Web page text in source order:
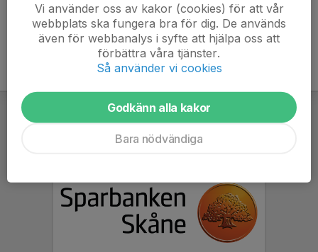
Vi använder oss av kakor (cookies) för att vår
webbplats ska fungera bra för dig. De används
även för webbanalys i syfte att hjälpa oss att
förbättra våra tjänster.
Så använder vi cookies
Godkänn alla kakor
Bara nödvändiga